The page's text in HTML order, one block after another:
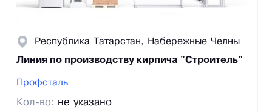
Республика Татарстан, Набережные Челны
Линия по производству кирпича "Строитель"
Профсталь
Кол-во: не указано